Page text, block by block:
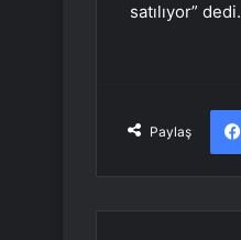
satılıyor” dedi.
Paylaş